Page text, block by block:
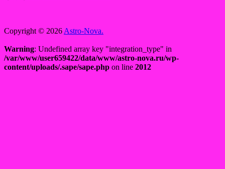
Copyright © 2026 Astro-Nova.
Warning: Undefined array key "integration_type" in
/var/www/user659422/data/www/astro-nova.ru/wp-
content/uploads/.sape/sape.php on line 2012